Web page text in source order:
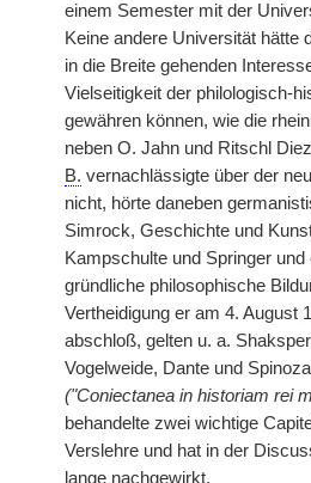
einem Semester mit der
Keine andere Universität hätte
in die Breite gehenden
Vielseitigkeit der philologisch-
gewähren können, wie die
neben O. Jahn und Ritschl
B. vernachlässigte über der
nicht, hörte daneben
Simrock, Geschichte und
Kampschulte und Springer
gründliche philosophische
Vertheidigung er am 4. August
abschloß, gelten u. a.
Vogelweide, Dante und
("Coniectanea in historiam rei
behandelte zwei wichtige
Verslehre und hat in der
lange nachgewirkt.